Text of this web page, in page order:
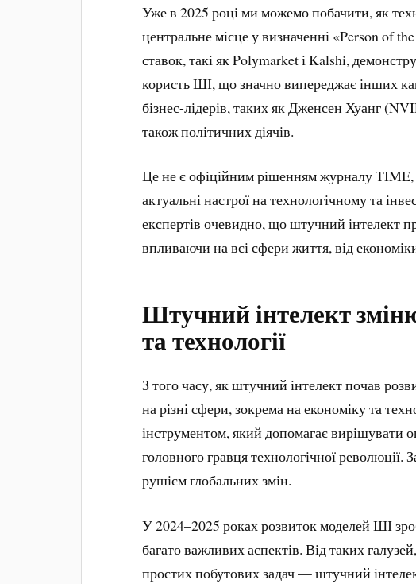
Уже в 2025 році ми можемо побачити, як
центральне місце у визначенні «Person of
ставок, такі як Polymarket і Kalshi,
користь ШІ, що значно випереджає інших
бізнес-лідерів, таких як Дженсен Хуанг
також політичних діячів.
Це не є офіційним рішенням журналу TIME,
актуальні настрої на технологічному та
експертів очевидно, що штучний інтелект
впливаючи на всі сфери життя, від
Штучний інтелект
та технології
З того часу, як штучний інтелект почав
на різні сфери, зокрема на економіку та
інструментом, який допомагає вирішувати
головного гравця технологічної
рушієм глобальних змін.
У 2024–2025 роках розвиток моделей ШІ
багато важливих аспектів. Від таких
простих побутових задач — штучний